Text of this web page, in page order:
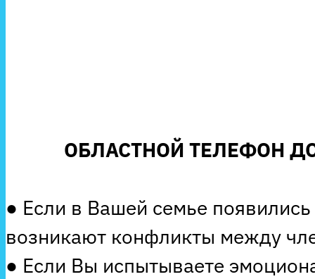
ОБЛАСТНОЙ ТЕЛЕФОН
● Если в Вашей семье
возникают конфликты между
● Если Вы испытываете